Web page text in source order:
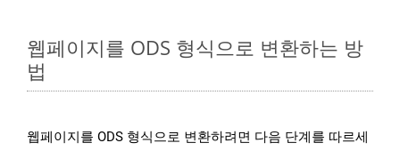
웹페이지를 ODS 형식으로 변환하는 방
법
웹페이지를 ODS 형식으로 변환하려면 다음 단계를 따르세